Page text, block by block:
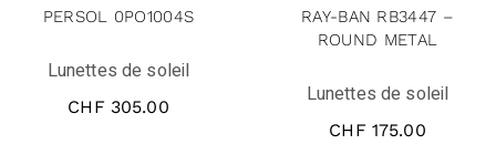
PERSOL 0PO1004S
Lunettes de soleil
CHF 305.00
RAY-BAN RB3447 –
ROUND METAL
Lunettes de soleil
CHF 175.00